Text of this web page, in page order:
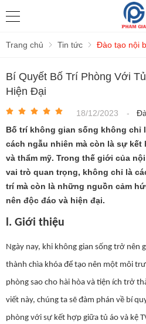
Trang chủ Tin tức Đào tạo nội
Bí Quyết Bố Trí Phòng Với
Hiện Đại
18/12/2023 -
Bố trí không gian sống không chỉ
cách ngẫu nhiên mà còn là sự
và thẩm mỹ. Trong thế giới của
vai trò quan trọng, không chỉ là
trí mà còn là những nguồn cảm
nên độc đáo và hiện đại.
l. Giới thiệu
Ngày nay, khi không gian sống trở nên
thành chìa khóa để tạo nên một môi
phòng sao cho hài hòa và tiện ích trở
viết này, chúng ta sẽ đàm phán về bí
phòng với sự kết hợp giữa tủ áo và kệ